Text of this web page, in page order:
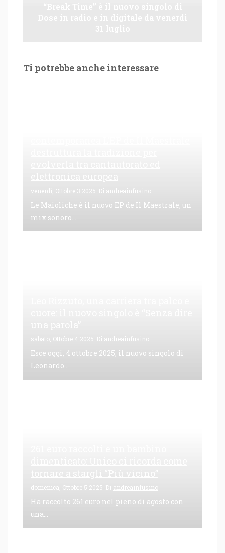
Ti potrebbe anche interessare
venerdì, Ottobre 3 2025 Di andreainfusino
Le Maioliche è il nuovo EP de Il Maestrale, un
mix sonoro...
sabato, Ottobre 4 2025 Di andreainfusino
Esce oggi, 4 ottobre 2025, il nuovo singolo di
Leonardo...
domenica, Ottobre 5 2025 Di andreainfusino
Ha raccolto 261 euro nel pieno di agosto con
una...